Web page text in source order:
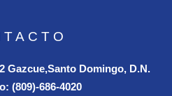
Gazcue,Santo Domingo, D.N.
(809)-686-4020